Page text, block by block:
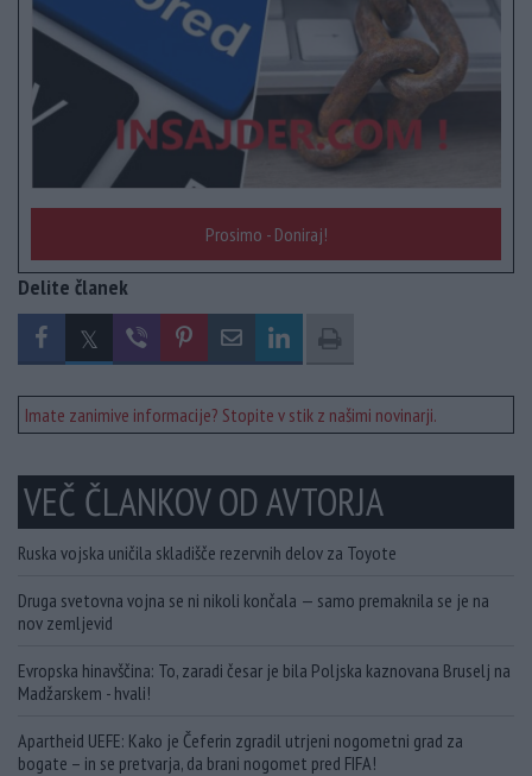
Prosimo - Doniraj!
Delite članek
Imate zanimive informacije? Stopite v stik z našimi novinarji.
VEČ ČLANKOV OD AVTORJA
Ruska vojska uničila skladišče rezervnih delov za Toyote
Druga svetovna vojna se ni nikoli končala — samo premaknila se je na
nov zemljevid
Evropska hinavščina: To, zaradi česar je bila Poljska kaznovana Bruselj na
Madžarskem - hvali!
Apartheid UEFE: Kako je Čeferin zgradil utrjeni nogometni grad za
bogate – in se pretvarja, da brani nogomet pred FIFA!